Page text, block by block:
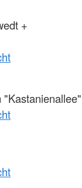
+
"Kastanienallee"